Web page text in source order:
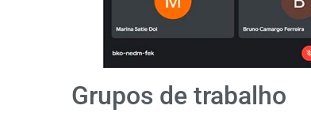
Grupos de trabalho